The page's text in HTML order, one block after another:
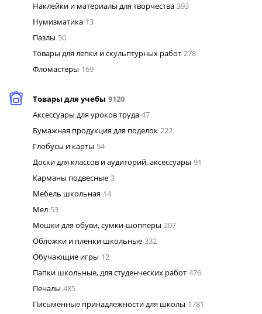
Наклейки и материалы для творчества 393
Нумизматика 13
Пазлы 50
Товары для лепки и скульптурных работ 278
Фломастеры 169
Товары для учебы 9120
Аксессуары для уроков труда 47
Бумажная продукция для поделок 222
Глобусы и карты 54
Доски для классов и аудиторий, аксессуары 91
Карманы подвесные 3
Мебель школьная 14
Мел 53
Мешки для обуви, сумки-шопперы 207
Обложки и пленки школьные 332
Обучающие игры 12
Папки школьные, для студенческих работ 476
Пеналы 485
Письменные принадлежности для школы 1781